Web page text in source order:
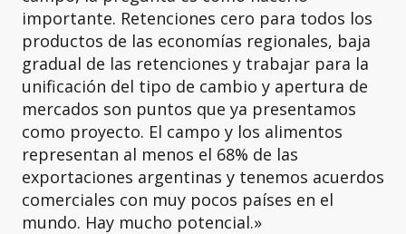
importante. Retenciones cero para todos los
productos de las economías regionales, baja
gradual de las retenciones y trabajar para la
unificación del tipo de cambio y apertura de
mercados son puntos que ya presentamos
como proyecto. El campo y los alimentos
representan al menos el 68% de las
exportaciones argentinas y tenemos acuerdos
comerciales con muy pocos países en el
mundo. Hay mucho potencial.»